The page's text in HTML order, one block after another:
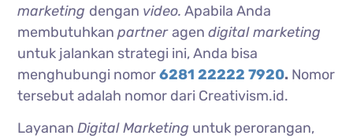
marketing dengan video. Apabila Anda
membutuhkanpartneragendigital marketing
untuk jalankan strategi ini, Anda bisa
menghubungi nomor 6281 22222 7920. Nomor
tersebut adalah nomor dari Creativism.id.
LayananDigital Marketing untuk perorangan,